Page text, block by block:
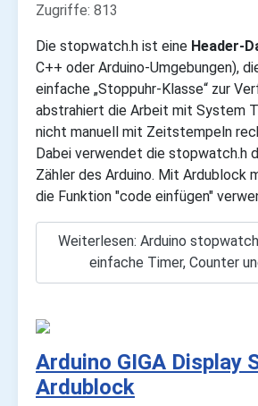
Zugriffe: 813
Die stopwatch.h ist eine Header-
C++ oder Arduino-Umgebungen),
einfache „Stoppuhr-Klasse“ zur
abstrahiert die Arbeit mit System
nicht manuell mit Zeitstempeln
Dabei verwendet die stopwatch.h
Zähler des Arduino. Mit Ardublock
die Funktion "code einfügen"
Weiterlesen: Arduino
einfache Timer, Counter
Arduino GIGA Display
Ardublock